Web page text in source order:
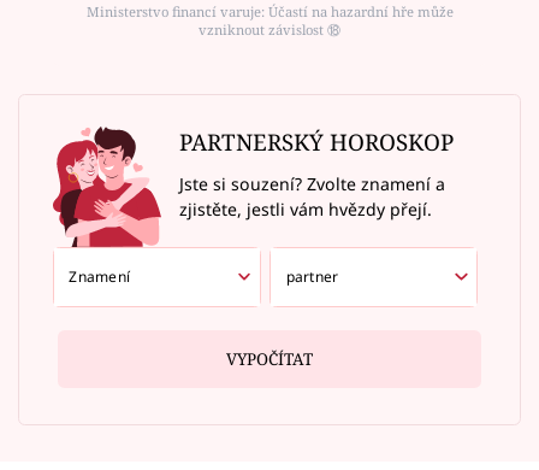
Ministerstvo financí varuje: Účastí na hazardní hře může
vzniknout závislost ⑱
PARTNERSKÝ HOROSKOP
Jste si souzení? Zvolte znamení a
zjistěte, jestli vám hvězdy přejí.
VYPOČÍTAT